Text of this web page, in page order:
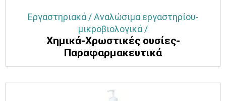
Εργαστηριακά / Αναλώσιμα εργαστηρίου-
μικροβιολογικά /
Χημικά-Χρωστικές ουσίες-
Παραφαρμακευτικά